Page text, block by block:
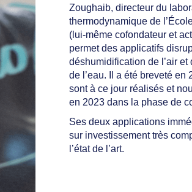
Zoughaib, directeur du
thermodynamique de
(lui-même cofondateur et
permet des applicatifs
déshumidification de l’air
de l’eau. Il a été breveté en
sont à ce jour réalisés et
en 2023 dans la phase de
Ses deux applications
sur investissement très
l’état de l’art.